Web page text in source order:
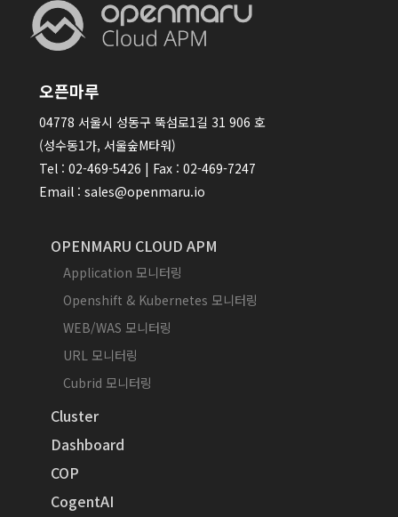
오픈마루
04778 서울시 성동구 뚝섬로1길 31 906 호
(성수동1가, 서울숲M타워)
Tel : 02-469-5426 | Fax : 02-469-7247
Email : sales@openmaru.io
OPENMARU CLOUD APM
Application 모니터링
Openshift & Kubernetes 모니터링
WEB/WAS 모니터링
URL 모니터링
Cubrid 모니터링
Cluster
Dashboard
COP
CogentAI